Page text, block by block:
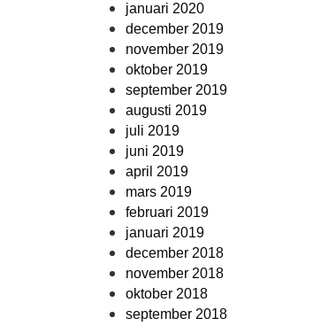
januari 2020
december 2019
november 2019
oktober 2019
september 2019
augusti 2019
juli 2019
juni 2019
april 2019
mars 2019
februari 2019
januari 2019
december 2018
november 2018
oktober 2018
september 2018